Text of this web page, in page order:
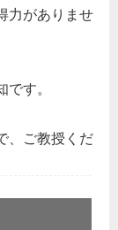
力がありませ
す。
、ご教授くだ